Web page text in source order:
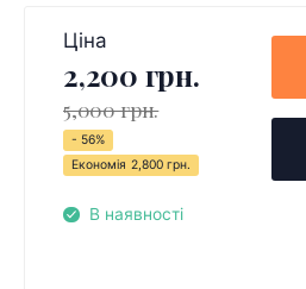
Ціна
2,200 грн.
5,000 грн.
- 56%
Економія 2,800 грн.
В наявності